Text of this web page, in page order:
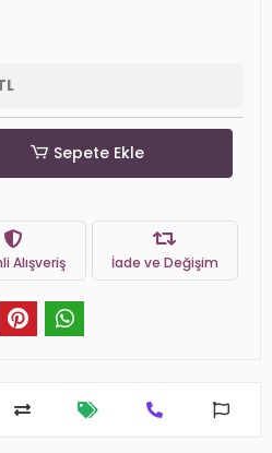
Sepete Ekle
Alışveriş İade ve Değişim